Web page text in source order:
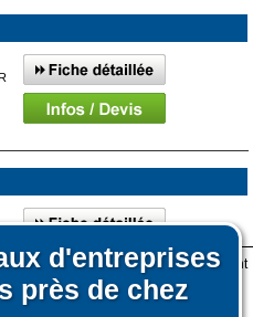
d'entreprises
près de chez
informatiques nommés cookies sont
sont utilisés pour la navigation, le
d'audience pour l'éditeur.